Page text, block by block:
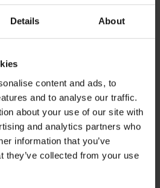
Details About
content and ads, to
and to analyse our traffic.
about your use of our site with
and analytics partners who
information that you’ve
they’ve collected from your use
Kollektion